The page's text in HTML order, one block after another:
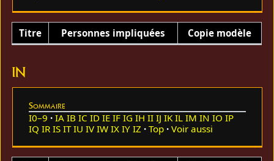
Titre Personnes impliquées Copie modèle
IN
Sommaire
I0–9 IA IB IC ID IE IF IG IH II IJ IK IL IM IN IO IP
IQ IR IS IT IU IV IW IX IY IZ Top Voir aussi